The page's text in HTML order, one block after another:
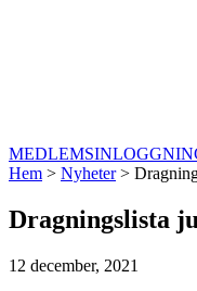
Hem > Nyheter>
Dragningslista
12 december, 2021